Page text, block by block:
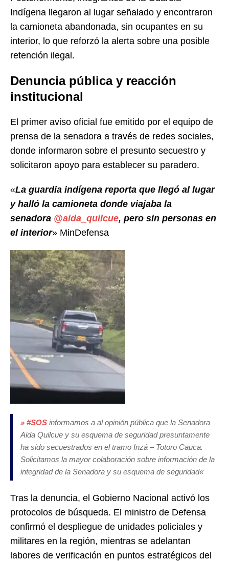
Indígena llegaron al lugar señalado y encontraron
la camioneta abandonada, sin ocupantes en su
interior, lo que reforzó la alerta sobre una posible
retención ilegal.
Denuncia pública y reacción
institucional
El primer aviso oficial fue emitido por el equipo de
prensa de la senadora a través de redes sociales,
donde informaron sobre el presunto secuestro y
solicitaron apoyo para establecer su paradero.
«La guardia indígena reporta que llegó al lugar
y halló la camioneta donde viajaba la
senadora @aida_quilcue, pero sin personas en
el interior» MinDefensa
» #SOS informamos a al opinión pública que la Senadora
Aida Quilcue y su esquema de seguridad presuntamente
ha sido secuestrados en el tramo Inzá – Totoro Cauca.
Solicitamos la mayor colaboración sobre información de la
integridad de la Senadora y su esquema de seguridad«
Tras la denuncia, el Gobierno Nacional activó los
protocolos de búsqueda. El ministro de Defensa
confirmó el despliegue de unidades policiales y
militares en la región, mientras se adelantan
labores de verificación en puntos estratégicos del